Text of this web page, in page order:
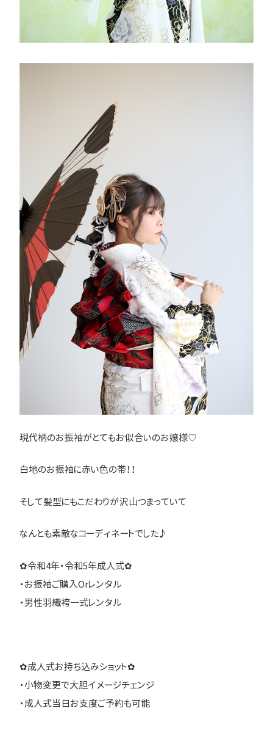
現代柄のお振袖がとてもお似合いのお嬢様♡
白地のお振袖に赤い色の帯！！
そして髪型にもこだわりが沢山つまっていて
なんとも素敵なコーディネートでした♪
✿令和4年・令和5年成人式✿
・お振袖ご購入Orレンタル
・男性羽織袴一式レンタル
✿成人式お持ち込みショット✿
・小物変更で大胆イメージチェンジ
・成人式当日お支度ご予約も可能